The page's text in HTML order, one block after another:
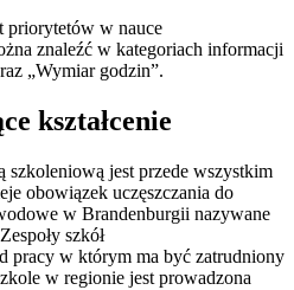
priorytetów w nauce
znaleźć w kategoriach informacji
„Wymiar godzin”.
kształcenie
szkoleniową jest przede wszystkim
obowiązek uczęszczania do
w Brandenburgii nazywane
szkół
pracy w którym ma być zatrudniony
w regionie jest prowadzona